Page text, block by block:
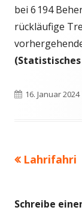
bei 6 194
rückläufige
Veröffentlicht
16. Januar 2024
Vorheriger
Lahrifahri
Schreibe